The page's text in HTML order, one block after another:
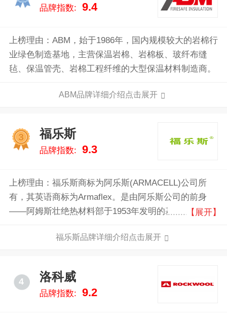
品牌指数: 9.4
上榜理由：ABM，始于1986年，国内规模较大的岩棉行
业绿色制造基地，主营保温岩棉、岩棉板、玻纤布缝
毡、保温管壳、岩棉工程纤维的大型保温材料制造商。
ABM品牌详细介绍点击展开
福乐斯
品牌指数: 9.3
上榜理由：福乐斯商标为阿乐斯(ARMACELL)公司所
有，其英语商标为Armaflex。是由阿乐斯公司的前身
——阿姆斯壮绝热材料部于1953年发明的基于丁腈橡胶
技术突破，福乐斯后来成为全世界柔性管道绝热材料的
破坏臭氧层的工质，广泛应用于民用及工用建筑内冷热
水管道及空调系统绝热。
【展开】
福乐斯品牌详细介绍点击展开
4 洛科威
品牌指数: 9.2